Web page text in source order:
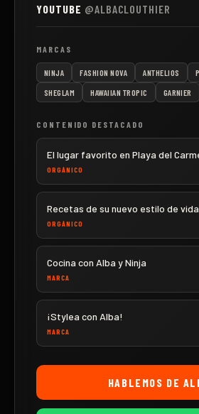
YOUTUBE @ALBACLOUTHIER
MARCAS
NINJA FASHION NOVA ANTHELIOS
SHEGLAM
HAWAIIAN TROPIC GARNIER
CONTENIDO DESTACADO
El lugar favorito en Playa del
ORGÁNICO
Recetas de su nuevo estilo de vida
ORGÁNICO
Cocina con Alba y Ninja
MARCA
¡Stylea con Alba!
MARCA
HABLEMOS DE